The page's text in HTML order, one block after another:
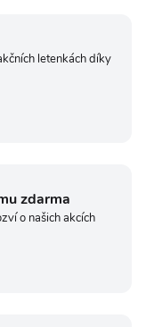
letenkách díky
zdarma
o našich akcích